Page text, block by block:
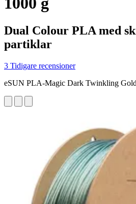
Dual Colour PLA med
partiklar
3 Tidigare recensioner
eSUN PLA-Magic Dark Twinkling Gold